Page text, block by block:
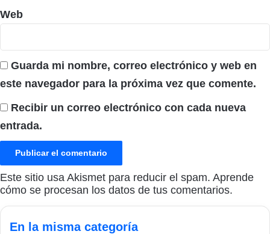
Web
Guarda mi nombre, correo electrónico y web en
este navegador para la próxima vez que comente.
Recibir un correo electrónico con cada nueva
entrada.
Este sitio usa Akismet para reducir el spam. Aprende
cómo se procesan los datos de tus comentarios.
En la misma categoría